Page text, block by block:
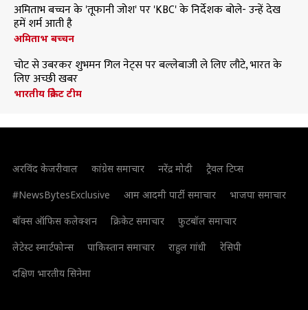
अमिताभ बच्चन के 'तूफानी जोश' पर 'KBC' के निर्देशक बोले- उन्हें देख
हमें शर्म आती है
अमिताभ बच्चन
चोट से उबरकर शुभमन गिल नेट्स पर बल्लेबाजी ले लिए लौटे, भारत के
लिए अच्छी खबर
भारतीय क्रिकेट टीम
अरविंद केजरीवाल कांग्रेस समाचार नरेंद्र मोदी
ट्रैवल टिप्स
#NewsBytesExclusive
आम आदमी पार्टी समाचार
भाजपा समाचार
बॉक्स ऑफिस कलेक्शन
क्रिकेट समाचार
फुटबॉल समाचार
लेटेस्ट स्मार्टफोन्स
पाकिस्तान समाचार राहुल गांधी
रेसिपी
दक्षिण भारतीय सिनेमा